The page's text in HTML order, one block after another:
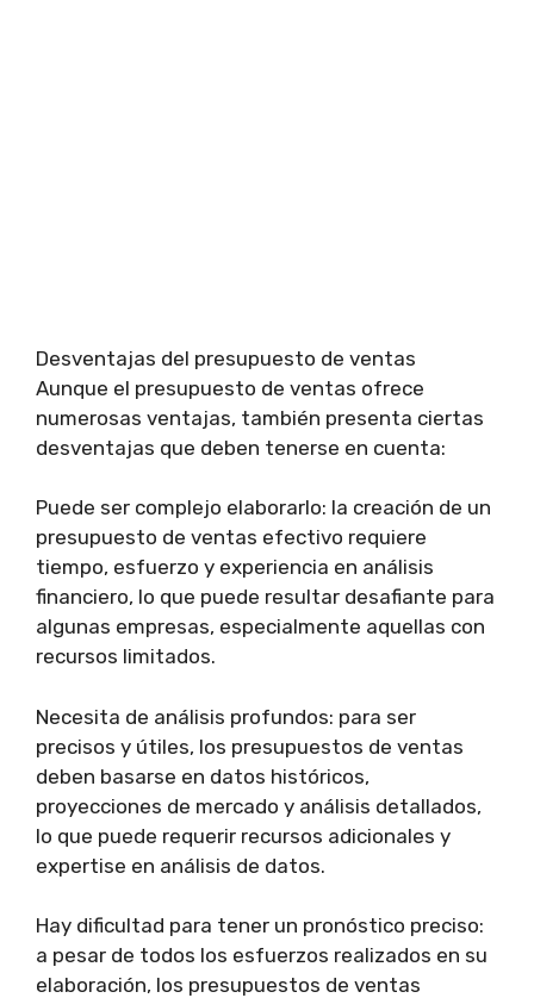
Desventajas del presupuesto de ventas
Aunque el presupuesto de ventas ofrece
numerosas ventajas, también presenta ciertas
desventajas que deben tenerse en cuenta:
Puede ser complejo elaborarlo: la creación de un
presupuesto de ventas efectivo requiere
tiempo, esfuerzo y experiencia en análisis
financiero, lo que puede resultar desafiante para
algunas empresas, especialmente aquellas con
recursos limitados.
Necesita de análisis profundos: para ser
precisos y útiles, los presupuestos de ventas
deben basarse en datos históricos,
proyecciones de mercado y análisis detallados,
lo que puede requerir recursos adicionales y
expertise en análisis de datos.
Hay dificultad para tener un pronóstico preciso:
a pesar de todos los esfuerzos realizados en su
elaboración, los presupuestos de ventas